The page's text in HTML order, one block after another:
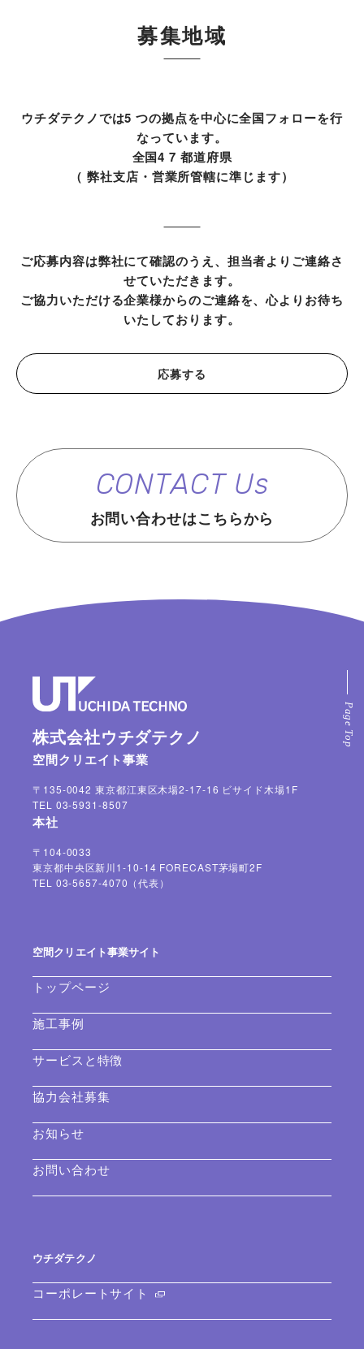
募集地域
ウチダテクノでは5 つの拠点を中心に全国フォローを行
なっています。
全国4 7 都道府県
（ 弊社支店・営業所管轄に準じます）
ご応募内容は弊社にて確認のうえ、担当者よりご連絡さ
せていただきます。
ご協力いただける企業様からのご連絡を、心よりお待ち
いたしております。
応募する
CONTACT Us
お問い合わせはこちらから
株式会社ウチダテクノ
空間クリエイト事業
〒135-0042 東京都江東区木場2-17-16 ビサイド木場1F
TEL 03-5931-8507
本社
〒104-0033
東京都中央区新川1-10-14 FORECAST茅場町2F
TEL 03-5657-4070（代表）
空間クリエイト事業サイト
トップページ
施工事例
サービスと特徴
協力会社募集
お知らせ
お問い合わせ
ウチダテクノ
コーポレートサイト